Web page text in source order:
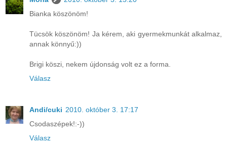
Bianka köszönöm!
Tücsök köszönöm! Ja kérem, aki gyermekmunkát alkalmaz,
annak könnyű:))
Brigi köszi, nekem újdonság volt ez a forma.
Válasz
Andi/cuki 2010. október 3. 17:17
Csodaszépek!:-))
Válasz